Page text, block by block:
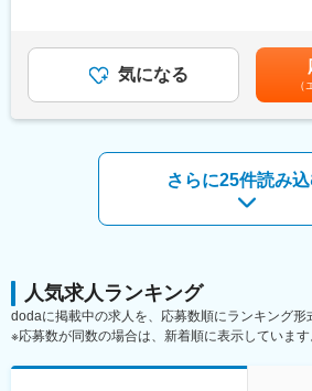
・育休復帰率98.0%／2025年度となっ
環境です。
・また、有給休暇と土日を繋げて連続
の参加や趣味の時間を充実させること
変更の範囲：会社の定める業務
【タムスさくら病院江戸川について】
病床数378床のケアミックス病院です。
・地域包括ケア病棟92床
東京都から認知症疾患医療センターの
患者さま・地域の医療ニーズに応える
すさ』をご用意しています！
・ご自身とご家族の医療費補助（グルー
・歯のホワイトニング、白玉注射、医
の社員割引
・住宅手当、単身寮完備
き、別途支給します。※年俸制のため賞
金はあくまでも目安の金額であり、選
があります。月給(月額)は固定手当を含
気になる
さらに25件読み
人気求人ランキング
dodaに掲載中の求人を、応募数順にランキング形
※応募数が同数の場合は、新着順に表示しています